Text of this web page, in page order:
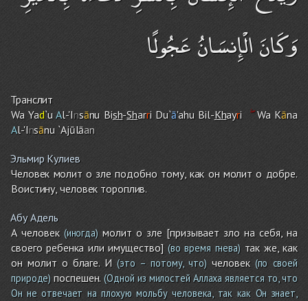
وَكَانَ الْإِنسَانُ عَجُولًا
Транслит
Wa Yad`uAl-'Insānu Bish-Sharri Du`ā'ahuBil-Khayri Wa Kāna
Al-'Insānu `Ajūlāan
Эльмир Кулиев
Человек молит о зле подобно тому, как он молит о добре.
Воистину, человек тороплив.
Абу Адель
А человек(иногда)молит о зле [призывает зло на себя, на
своего ребенка или имущество] (во время гнева)так же, как
он молит о благе. И (это – потому, что) человек(по своей
природе) поспешен. (Одной из милостей Аллаха является то, что
Он не отвечает на плохую мольбу человека, так как Он знает,